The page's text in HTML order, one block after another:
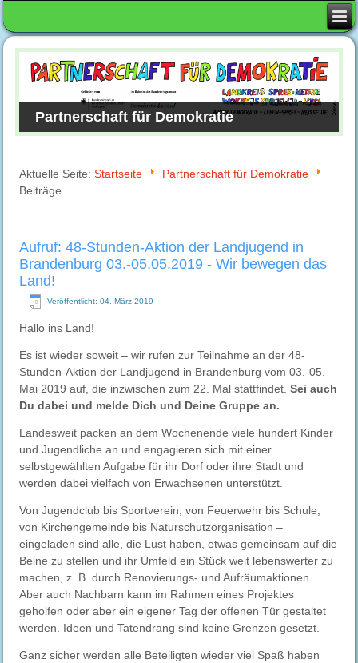
Partnerschaft für Demokratie
Aktuelle Seite:Startseite
Partnerschaft für Demokratie
Beiträge
Aufruf: 48-Stunden-Aktion der Landjugend in
Brandenburg 03.-05.05.2019 - Wir bewegen das
Land!
Veröffentlicht: 04. März 2019
Hallo ins Land!
Es ist wieder soweit – wir rufen zur Teilnahme an der 48-
Stunden-Aktion der Landjugend in Brandenburg vom 03.-05.
Mai 2019 auf, die inzwischen zum 22. Mal stattfindet.Sei auch
Du dabei und melde Dich und Deine Gruppe an.
Landesweit packen an dem Wochenende viele hundert Kinder
und Jugendliche an und engagieren sich mit einer
selbstgewählten Aufgabe für ihr Dorf oder ihre Stadt und
werden dabei vielfach von Erwachsenen unterstützt.
Von Jugendclub bis Sportverein, von Feuerwehr bis Schule,
von Kirchengemeinde bis Naturschutzorganisation –
eingeladen sind alle, die Lust haben, etwas gemeinsam auf die
Beine zu stellen und ihr Umfeld ein Stück weit lebenswerter zu
machen, z. B. durch Renovierungs- und Aufräumaktionen.
Aber auch Nachbarn kann im Rahmen eines Projektes
geholfen oder aber ein eigener Tag der offenen Tür gestaltet
werden. Ideen und Tatendrang sind keine Grenzen gesetzt.
Ganz sicher werden alle Beteiligten wieder viel Spaß haben